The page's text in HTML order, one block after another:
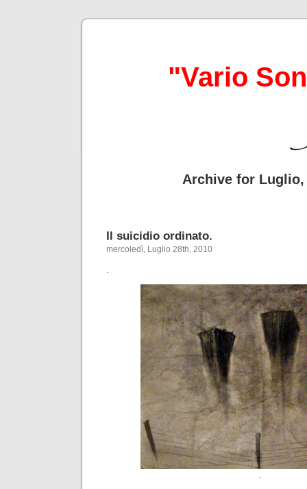
"Vario
Archive for Luglio,
Il suicidio ordinato.
mercoledì, Luglio 28th, 2010
.
.